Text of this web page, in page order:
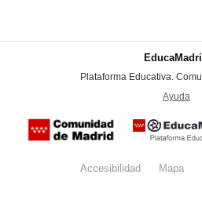
Plataforma Educativa.
Ayuda
Accesibilidad Mapa